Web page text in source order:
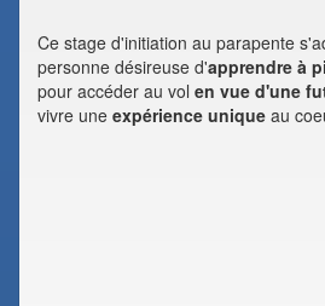
Ce stage d'initiation au parapente
personne désireuse d'apprendre à
pour accéder au vol en vue d'une
vivre une expérience unique au